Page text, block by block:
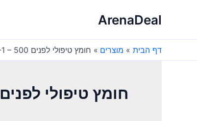
ArenaDeal
דף הבית מוצרים חומץ טיפולי לפנים CP-1 – 500 מ"ל – לטיפוח שיער
חומץ טיפולי לפנים CP-1 – 500 מ"ל – לטיפוח שיער